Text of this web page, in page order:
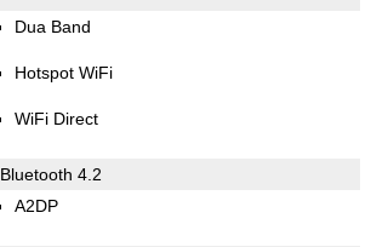
Dua Band
Hotspot WiFi
WiFi Direct
Bluetooth 4.2
A2DP